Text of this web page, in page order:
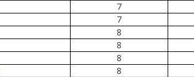
7
7
8
8
8
8